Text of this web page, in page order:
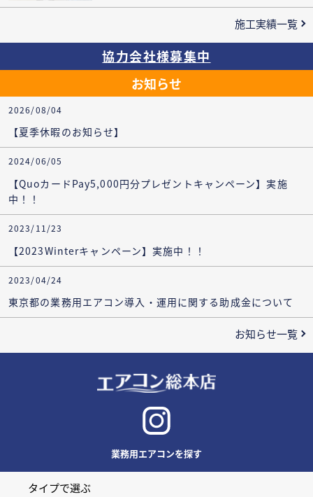
施工実績一覧
協力会社様募集中
お知らせ
2026/08/04
【夏季休暇のお知らせ】
2024/06/05
【QuoカードPay5,000円分プレゼントキャンペーン】実施
中！！
2023/11/23
【2023Winterキャンペーン】実施中！！
2023/04/24
東京都の業務用エアコン導入・運用に関する助成金について
お知らせ一覧
業務用エアコンを探す
タイプで選ぶ